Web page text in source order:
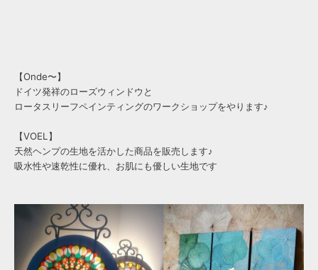
【Onde〜】
ドイツ発祥のローズウィンドウと
ロータスリーフペインティングのワークショップをやります♪
【VOEL】
天然ヘンプの生地を活かした商品を販売します♪
吸水性や速乾性に優れ、お肌にも優しい生地です